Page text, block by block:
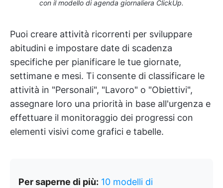
con il modello di agenda giornaliera ClickUp.
Puoi creare attività ricorrenti per sviluppare
abitudini e impostare date di scadenza
specifiche per pianificare le tue giornate,
settimane e mesi. Ti consente di classificare le
attività in "Personali", "Lavoro" o "Obiettivi",
assegnare loro una priorità in base all'urgenza e
effettuare il monitoraggio dei progressi con
elementi visivi come grafici e tabelle.
Per saperne di più: 10 modelli di